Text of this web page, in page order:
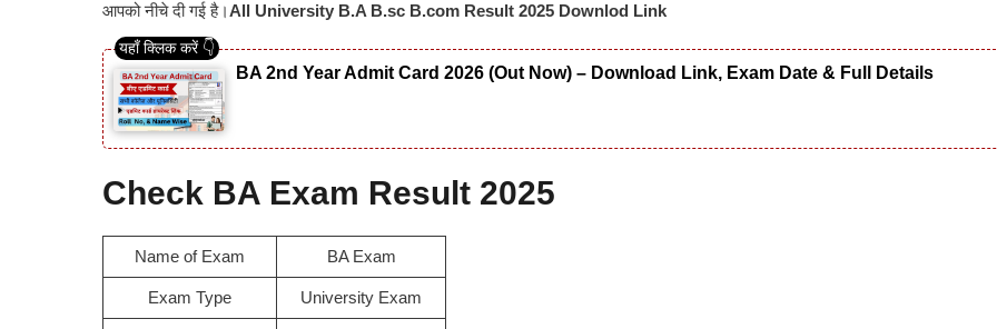
आपको नीचे दी गई है।All University B.A B.sc B.com Result 2025 Downlod Link
BA 2nd Year Admit Card 2026 (Out Now) – Download Link, Exam Date & Full Details
Check BA Exam Result 2025
Name of Exam BA Exam
Exam Type University Exam